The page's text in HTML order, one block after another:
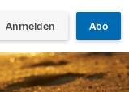
Anmelden Abo